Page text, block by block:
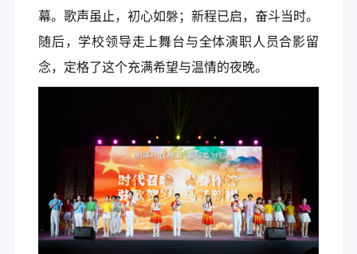
幕。歌声虽止，初心如磐；新程已启，奋斗当时。
随后，学校领导走上舞台与全体演职人员合影留
念，定格了这个充满希望与温情的夜晚。